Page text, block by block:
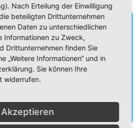
Ewigkeit.
Durch die Zusammenarbeit
gehen wir an unseren
eine Erziehungspartnerschaft
legen wir ebenso Wert auf die
Nach Erteilung der Einwilligung
beteiligten Drittunternehmen
Daten zu unterschiedlichen
Informationen zu Zweck,
Drittunternehmen finden Sie
„Weitere Informationen“ und in
Sie können Ihre
widerrufen.
Akzeptieren